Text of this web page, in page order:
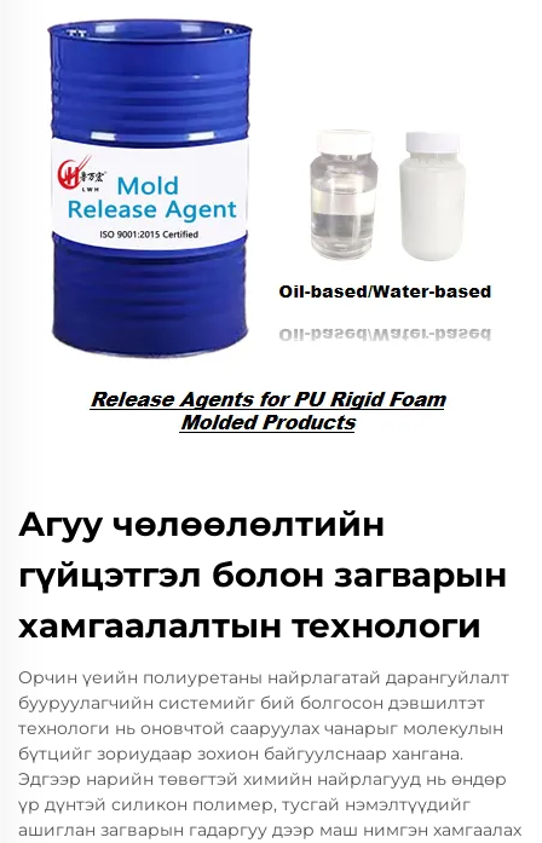
Агуу чөлөөлөлтийн
гүйцэтгэл болон загварын
хамгаалалтын технологи
Орчин үеийн полиуретаны найрлагатай дарангуйлалт
бууруулагчийн системийг бий болгосон дэвшилтэт
технологи нь оновчтой сааруулах чанарыг молекулын
бүтцийг зориудаар зохион байгуулснаар хангана.
Эдгээр нарийн төвөгтэй химийн найрлагууд нь өндөр
үр дүнтэй силикон полимер, тусгай нэмэлтүүдийг
ашиглан загварын гадаргуу дээр маш нимгэн хамгаалах